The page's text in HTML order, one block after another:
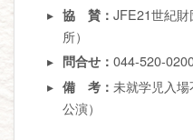
協 賛：JFE21世紀
所）
問合せ：044-520-
備 考：未就学児入
公演）